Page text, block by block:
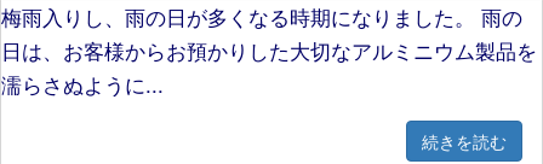
梅雨入りし、雨の日が多くなる時期になりました。 雨の
日は、お客様からお預かりした大切なアルミニウム製品を
濡らさぬように...
続きを読む